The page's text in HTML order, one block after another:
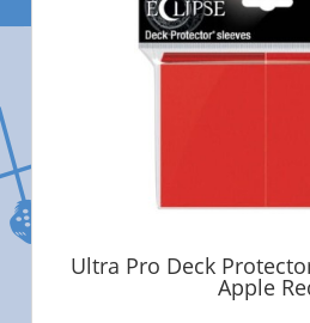
Ultra Pro Deck
Apple